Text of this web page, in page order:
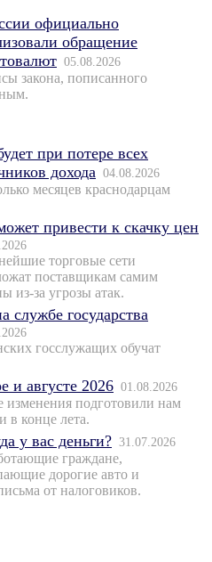
официально
обращение
05.08.2026
закона, пописанного
при потере всех
дохода 04.08.2026
месяцев краснодарцам
привести к скачку цен
торговые сети
поставщикам самим
из-за угрозы атак.
службе государства
госслужащих обучат
и августе 2026 01.08.2026
изменения подготовили нам
в конце лета.
у вас деньги? 31.07.2026
граждане,
дорогие авто и
от налоговиков.